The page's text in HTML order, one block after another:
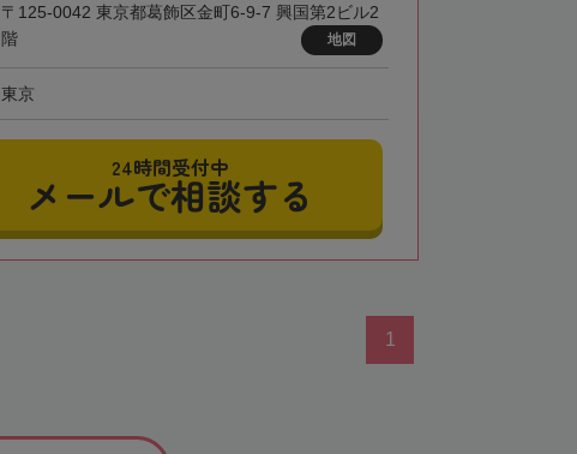
〒125-0042 東京都葛飾区金町6-9-7 興国第2ビル2
階
地図
東京
24時間受付中
メールで相談する
1